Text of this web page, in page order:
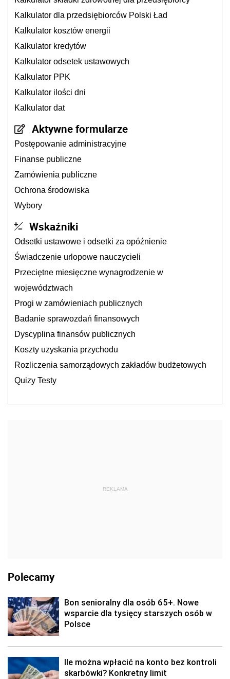
Kalkulator dla przedsiębiorców Polski Ład
Kalkulator kosztów energii
Kalkulator kredytów
Kalkulator odsetek ustawowych
Kalkulator PPK
Kalkulator ilości dni
Kalkulator dat
Aktywne formularze
Postępowanie administracyjne
Finanse publiczne
Zamówienia publiczne
Ochrona środowiska
Wybory
Wskaźniki
Odsetki ustawowe i odsetki za opóźnienie
Świadczenie urlopowe nauczycieli
Przeciętne miesięczne wynagrodzenie w
województwach
Progi w zamówieniach publicznych
Badanie sprawozdań finansowych
Dyscyplina finansów publicznych
Koszty uzyskania przychodu
Rozliczenia samorządowych zakładów budżetowych
Quizy Testy
REKLAMA
Polecamy
Bon senioralny dla osób 65+. Nowe
wsparcie dla tysięcy starszych osób w
Polsce
Ile można wpłacić na konto bez kontroli
skarbówki? Konkretny limit